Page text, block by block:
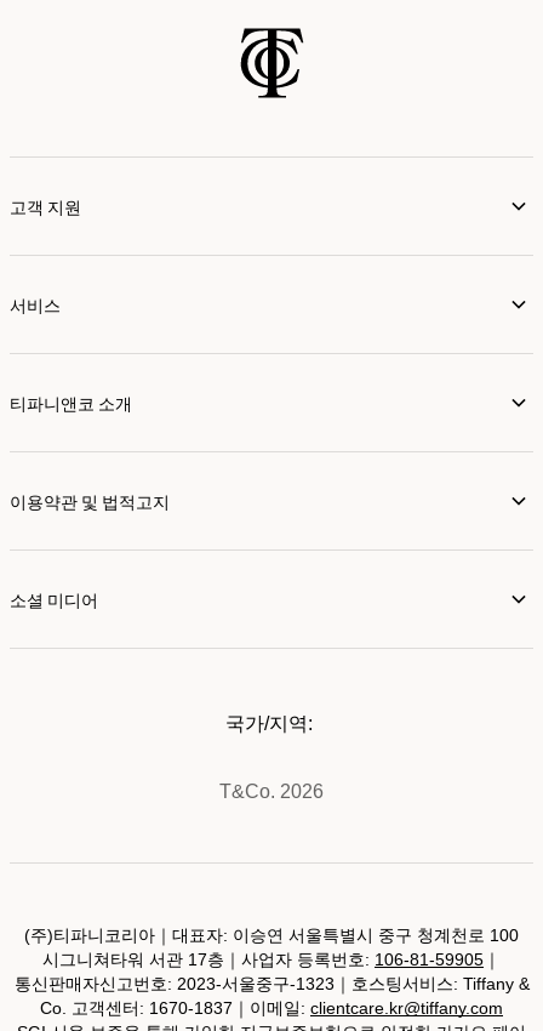
고객 지원
서비스
티파니앤코 소개
이용약관 및 법적고지
소셜 미디어
T&Co. 2026
국가/지역:
(주)티파니코리아｜대표자: 이승연 서울특별시 중구 청계천로 100
시그니쳐타워 서관 17층｜사업자 등록번호: 106-81-59905 ｜
통신판매자신고번호: 2023-서울중구-1323｜호스팅서비스: Tiffany &
Co. 고객센터: 1670-1837｜이메일: clientcare.kr@tiffany.com